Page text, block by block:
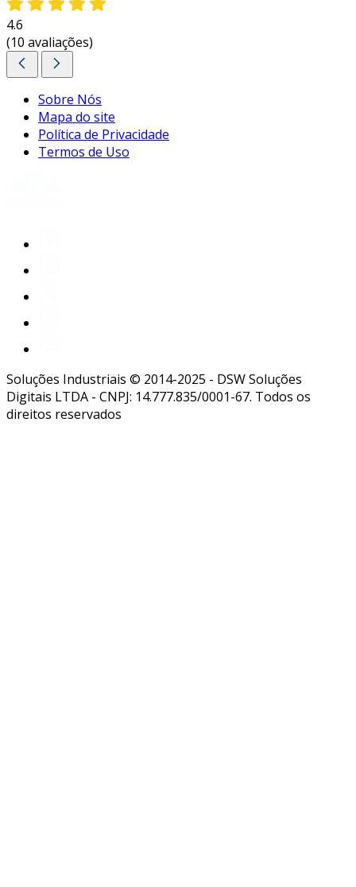
4.6
(10 avaliações)
Sobre Nós
Mapa do site
Política de Privacidade
Termos de Uso
Soluções Industriais © 2014-2025 - DSW Soluções
Digitais LTDA - CNPJ: 14.777.835/0001-67. Todos os
direitos reservados